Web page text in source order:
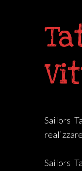
Sailors
realizzare
Sailors